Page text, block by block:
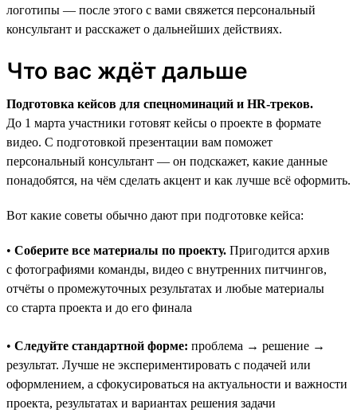
логотипы — после этого с вами свяжется персональный
консультант и расскажет о дальнейших действиях.
Что вас ждёт дальше
Подготовка кейсов для спецноминаций и HR-треков.
До 1 марта участники готовят кейсы о проекте в формате
видео. С подготовкой презентации вам поможет
персональный консультант — он подскажет, какие данные
понадобятся, на чём сделать акцент и как лучше всё оформить.
Вот какие советы обычно дают при подготовке кейса:
• Соберите все материалы по проекту. Пригодится архив
с фотографиями команды, видео с внутренних питчингов,
отчёты о промежуточных результатах и любые материалы
со старта проекта и до его финала
• Следуйте стандартной форме: проблема → решение →
результат. Лучше не экспериментировать с подачей или
оформлением, а сфокусироваться на актуальности и важности
проекта, результатах и вариантах решения задачи